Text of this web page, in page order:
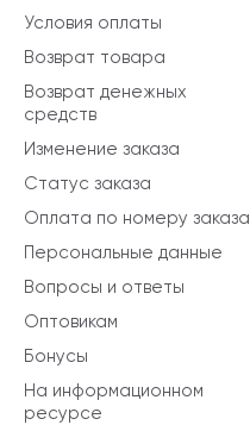
Условия оплаты
Возврат товара
Возврат денежных
средств
Изменение заказа
Статус заказа
Оплата по номеру заказа
Персональные данные
Вопросы и ответы
Оптовикам
Бонусы
На информационном
ресурсе